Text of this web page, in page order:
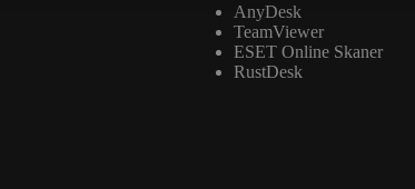
AnyDesk
TeamViewer
ESET Online Skaner
RustDesk